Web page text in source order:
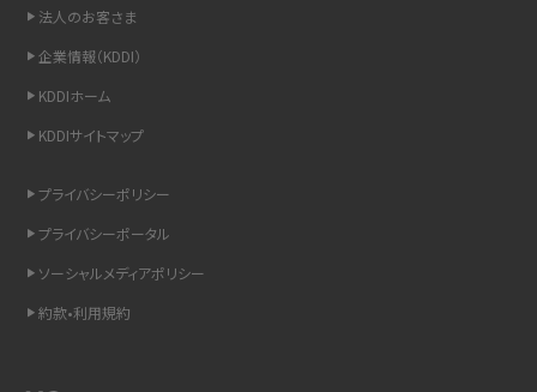
非通知設定とは？184で電話をかける方法やiPhone・Androidの設定を解説
スマホのウィジェットとは？iPhone・Androidの設定方法やおススメを紹介
リプライ機能とは？LINE、X（旧Twitter）、Instagram、TikTokで送る方法を解説
インスタのDMの送り方は？便利機能の使い方や注意点をわかりやすく解説
Bluetooth®とは？Wi-Fiとの違いやスマホ・PCとの接続方法を解説
法人のお客さま
企業情報（KDDI）
KDDIホーム
KDDIサイトマップ
プライバシーポリシー
プライバシーポータル
ソーシャルメディアポリシー
約款•利用規約